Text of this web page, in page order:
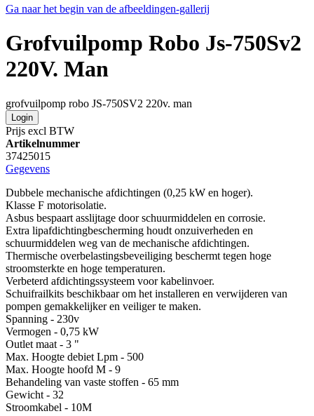
Ga naar het begin van de afbeeldingen-gallerij
Grofvuilpomp Robo Js-750Sv2
220V. Man
grofvuilpomp robo JS-750SV2 220v. man
Login
Prijs excl BTW
Artikelnummer
37425015
Gegevens
Dubbele mechanische afdichtingen (0,25 kW en hoger).
Klasse F motorisolatie.
Asbus bespaart asslijtage door schuurmiddelen en corrosie.
Extra lipafdichtingbescherming houdt onzuiverheden en
schuurmiddelen weg van de mechanische afdichtingen.
Thermische overbelastingsbeveiliging beschermt tegen hoge
stroomsterkte en hoge temperaturen.
Verbeterd afdichtingssysteem voor kabelinvoer.
Schuifrailkits beschikbaar om het installeren en verwijderen van
pompen gemakkelijker en veiliger te maken.
Spanning - 230v
Vermogen - 0,75 kW
Outlet maat - 3 "
Max. Hoogte debiet Lpm - 500
Max. Hoogte hoofd M - 9
Behandeling van vaste stoffen - 65 mm
Gewicht - 32
Stroomkabel - 10M